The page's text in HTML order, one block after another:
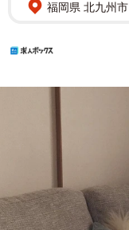
福岡県 北九州市